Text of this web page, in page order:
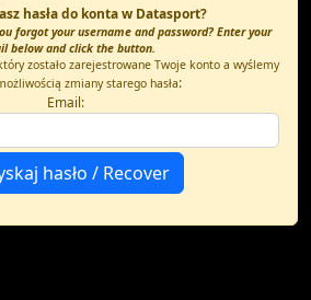
hasła do konta w Datasport?
forgot your username and password? Enter your
below and click the button.
zostało zarejestrowane Twoje konto a wyślemy
zmiany starego hasła:
Email: